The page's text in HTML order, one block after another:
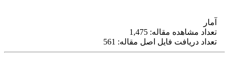
آمار
تعداد مشاهده مقاله: 1,475
تعداد دریافت فایل اصل مقاله: 561